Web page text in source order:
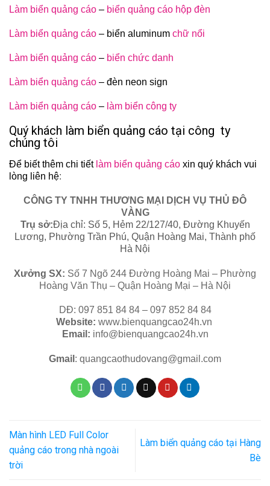
Làm biển quảng cáo – biển quảng cáo hộp đèn
Làm biển quảng cáo – biển aluminum chữ nổi
Làm biển quảng cáo – biển chức danh
Làm biển quảng cáo – đèn neon sign
Làm biển quảng cáo – làm biển công ty
Quý khách làm biển quảng cáo tại công ty
chúng tôi
Để biết thêm chi tiết làm biển quảng cáo xin quý khách vui
lòng liên hệ:
CÔNG TY TNHH THƯƠNG MẠI DỊCH VỤ THỦ ĐÔ
VÀNG
Trụ sở:Địa chỉ: Số 5, Hẻm 22/127/40, Đường Khuyến
Lương, Phường Trần Phú, Quận Hoàng Mai, Thành phố
Hà Nội
Xưởng SX: Số 7 Ngõ 244 Đường Hoàng Mai – Phường
Hoàng Văn Thụ – Quận Hoàng Mại – Hà Nội
DĐ: 097 851 84 84 – 097 852 84 84
Website: www.bienquangcao24h.vn
Email: info@bienquangcao24h.vn
Gmail : quangcaothudovang@gmail.com
Màn hình LED Full Color
quảng cáo trong nhà ngoài
trời
Làm biển quảng cáo tại Hàng
Bè